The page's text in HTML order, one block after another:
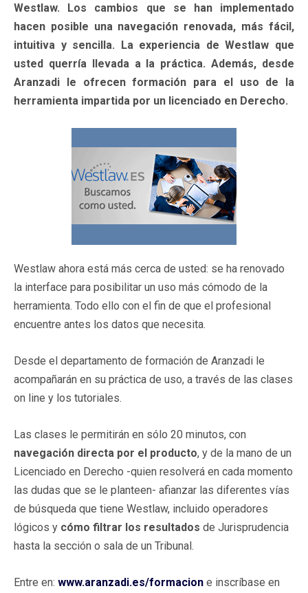
Westlaw. Los cambios que se han implementado
hacen posible una navegación renovada, más fácil,
intuitiva y sencilla. La experiencia de Westlaw que
usted querría llevada a la práctica. Además, desde
Aranzadi le ofrecen formación para el uso de la
herramienta impartida por un licenciado en Derecho.
Westlaw ahora está más cerca de usted: se ha renovado
la interface para posibilitar un uso más cómodo de la
herramienta. Todo ello con el fin de que el profesional
encuentre antes los datos que necesita.
Desde el departamento de formación de Aranzadi le
acompañarán en su práctica de uso, a través de las clases
on line y los tutoriales.
Las clases le permitirán en sólo 20 minutos, con
navegación directa por el producto, y de la mano de un
Licenciado en Derecho -quien resolverá en cada momento
las dudas que se le planteen- afianzar las diferentes vías
de búsqueda que tiene Westlaw, incluido operadores
lógicos y cómo filtrar los resultados de Jurisprudencia
hasta la sección o sala de un Tribunal.
Entre en: www.aranzadi.es/formacion e inscríbase en